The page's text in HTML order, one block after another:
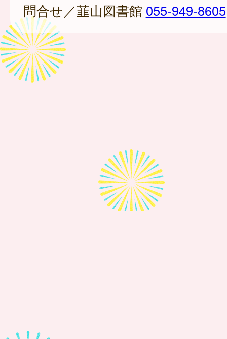
問合せ／韮山図書館 055-949-8605